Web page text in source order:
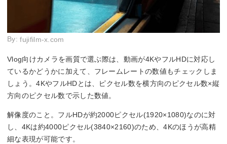
By:fujifilm-x.com
Vlog向けカメラを画質で選ぶ際は、動画が4KやフルHDに対応し
ているかどうかに加えて、フレームレートの数値もチェックしま
しょう。4KやフルHDとは、ピクセル数を横方向のピクセル数×縦
方向のピクセル数で示した数値。
解像度のこと。フルHDが約2000ピクセル(1920×1080)なのに対
し、4Kは約4000ピクセル(3840×2160)のため、4Kのほうが高精
細な表現が可能です。